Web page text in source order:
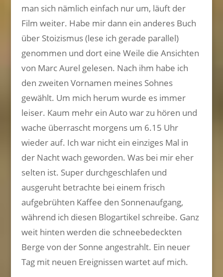
man sich nämlich einfach nur um, läuft der
Film weiter. Habe mir dann ein anderes Buch
über Stoizismus (lese ich gerade parallel)
genommen und dort eine Weile die Ansichten
von Marc Aurel gelesen. Nach ihm habe ich
den zweiten Vornamen meines Sohnes
gewählt. Um mich herum wurde es immer
leiser. Kaum mehr ein Auto war zu hören und
wache überrascht morgens um 6.15 Uhr
wieder auf. Ich war nicht ein einziges Mal in
der Nacht wach geworden. Was bei mir eher
selten ist. Super durchgeschlafen und
ausgeruht betrachte bei einem frisch
aufgebrühten Kaffee den Sonnenaufgang,
während ich diesen Blogartikel schreibe. Ganz
weit hinten werden die schneebedeckten
Berge von der Sonne angestrahlt. Ein neuer
Tag mit neuen Ereignissen wartet auf mich.